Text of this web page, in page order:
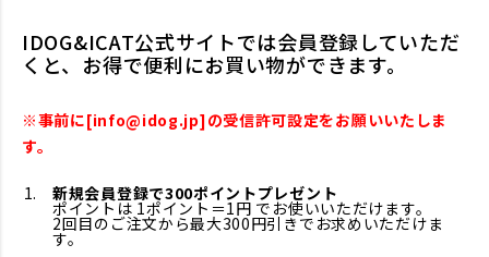
IDOG&ICAT公式サイトでは会員登録していただ
くと、お得で便利にお買い物ができます。
※事前に[info@idog.jp]の受信許可設定をお願いいたしま
す。
新規会員登録で300ポイントプレゼント
ポイントは 1ポイント＝1円 でお使いいただけます。
2回目のご注文から最大300円引きでお求めいただけま
す。